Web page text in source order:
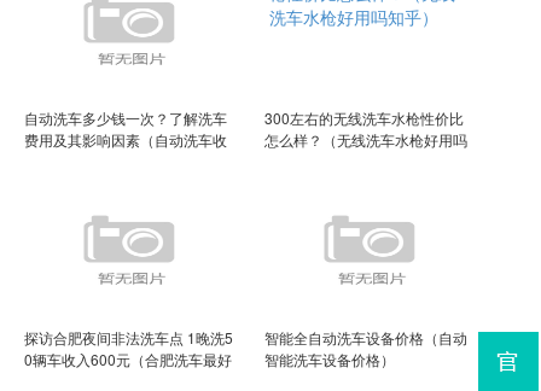
自动洗车多少钱一次？了解洗车
费用及其影响因素（自动洗车收
300左右的无线洗车水枪性价比
怎么样？（无线洗车水枪好用吗
探访合肥夜间非法洗车点 1晚洗5
0辆车收入600元（合肥洗车最好
智能全自动洗车设备价格（自动
智能洗车设备价格）